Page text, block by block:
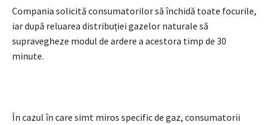
Compania solicită consumatorilor să închidă toate focurile,
iar după reluarea distribuției gazelor naturale să
supravegheze modul de ardere a acestora timp de 30
minute.
În cazul în care simt miros specific de gaz, consumatorii